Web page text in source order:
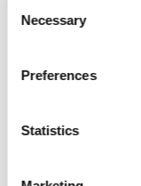
Necessary
Preferences
Statistics